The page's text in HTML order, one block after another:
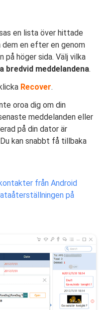
en lista över hittade
dem en efter en genom
på höger sida. Välj vilka
bredvid meddelandena.
Recover.
oroa dig om din
meddelanden eller
på din dator är
kan snabbt få tillbaka
från Android
på